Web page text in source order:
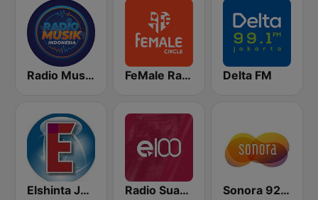
Radio Music Indonesia FeMale Radio 97.9 FM Delta FM
Elshinta Jakarta Radio Suara Surabaya Sonora 92.0 FM